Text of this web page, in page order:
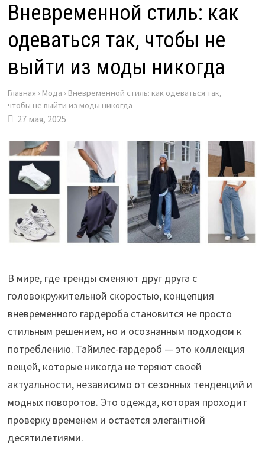
Вневременной стиль: как
одеваться так, чтобы не
выйти из моды никогда
Главная › Мода › Вневременной стиль: как одеваться так,
чтобы не выйти из моды никогда
27 мая, 2025
В мире, где тренды сменяют друг друга с
головокружительной скоростью, концепция
вневременного гардероба становится не просто
стильным решением, но и осознанным подходом к
потреблению. Таймлес-гардероб — это коллекция
вещей, которые никогда не теряют своей
актуальности, независимо от сезонных тенденций и
модных поворотов. Это одежда, которая проходит
проверку временем и остается элегантной
десятилетиями.